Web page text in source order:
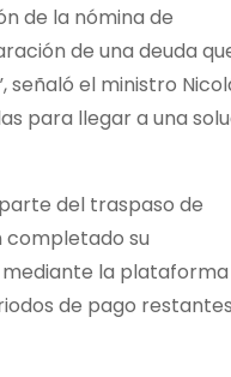
de la nómina de
de una deuda
señaló el ministro
para llegar a una
del traspaso de
completado su
la plataforma
de pago